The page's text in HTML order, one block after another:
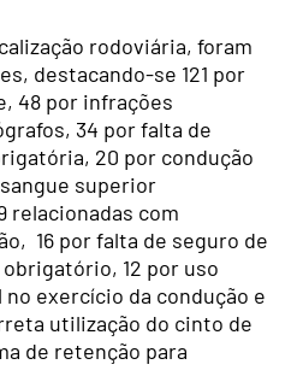
rodoviária, foram
destacando-se 121 por
48 por infrações
34 por falta de
20 por condução
superior
relacionadas com
16 por falta de seguro de
12 por uso
exercício da condução e
utilização do cinto de
de retenção para